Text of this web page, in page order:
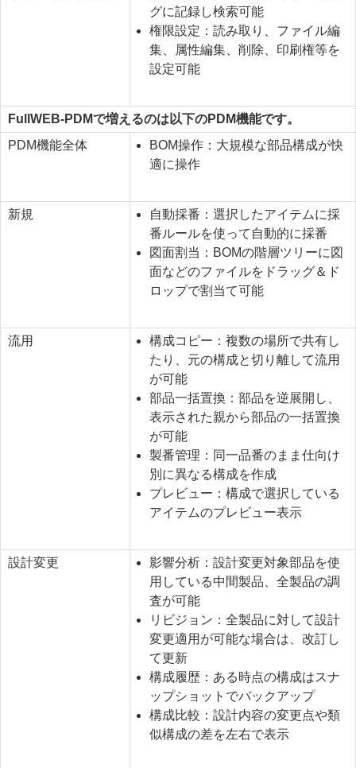
グに記録し検索可能
権限設定：読み取り、ファイル編
集、属性編集、削除、印刷権等を
設定可能
FullWEB-PDMで増えるのは以下のPDM機能です。
PDM機能全体
BOM操作：大規模な部品構成が快
適に操作
新規
自動採番：選択したアイテムに採
番ルールを使って自動的に採番
図面割当：BOMの階層ツリーに図
面などのファイルをドラッグ＆ド
ロップで割当て可能
流用
構成コピー：複数の場所で共有し
たり、元の構成と切り離して流用
が可能
部品一括置換：部品を逆展開し、
表示された親から部品の一括置換
が可能
製番管理：同一品番のまま仕向け
別に異なる構成を作成
プレビュー：構成で選択している
アイテムのプレビュー表示
設計変更
影響分析：設計変更対象部品を使
用している中間製品、全製品の調
査が可能
リビジョン：全製品に対して設計
変更適用が可能な場合は、改訂し
て更新
構成履歴：ある時点の構成はスナ
ップショットでバックアップ
構成比較：設計内容の変更点や類
似構成の差を左右で表示